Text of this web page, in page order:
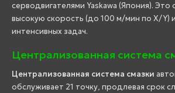
серводвигателями Yaskawa (Япония). Это
высокую скорость (до 100 м/мин по X/Y)
интенсивных задач.
Централизованная система
Централизованная система смазки
обслуживает 21 точку, продлевая срок